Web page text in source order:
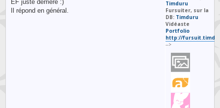
EF juste derrière :)
Il répond en général.
Timduru
Fursuiter, sur la
DB: Timduru
Vidéaste
Portfolio
http://
-->